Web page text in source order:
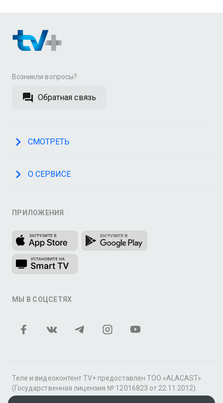
Возникли вопросы?
Обратная связь
СМОТРЕТЬ
О СЕРВИСЕ
ПРИЛОЖЕНИЯ
МЫ В СОЦСЕТЯХ
Теле и видеоконтент TV+ предоставлен ТОО «ALACAST»
(Государственная лицензия № 12016823 от 22.11.2012).